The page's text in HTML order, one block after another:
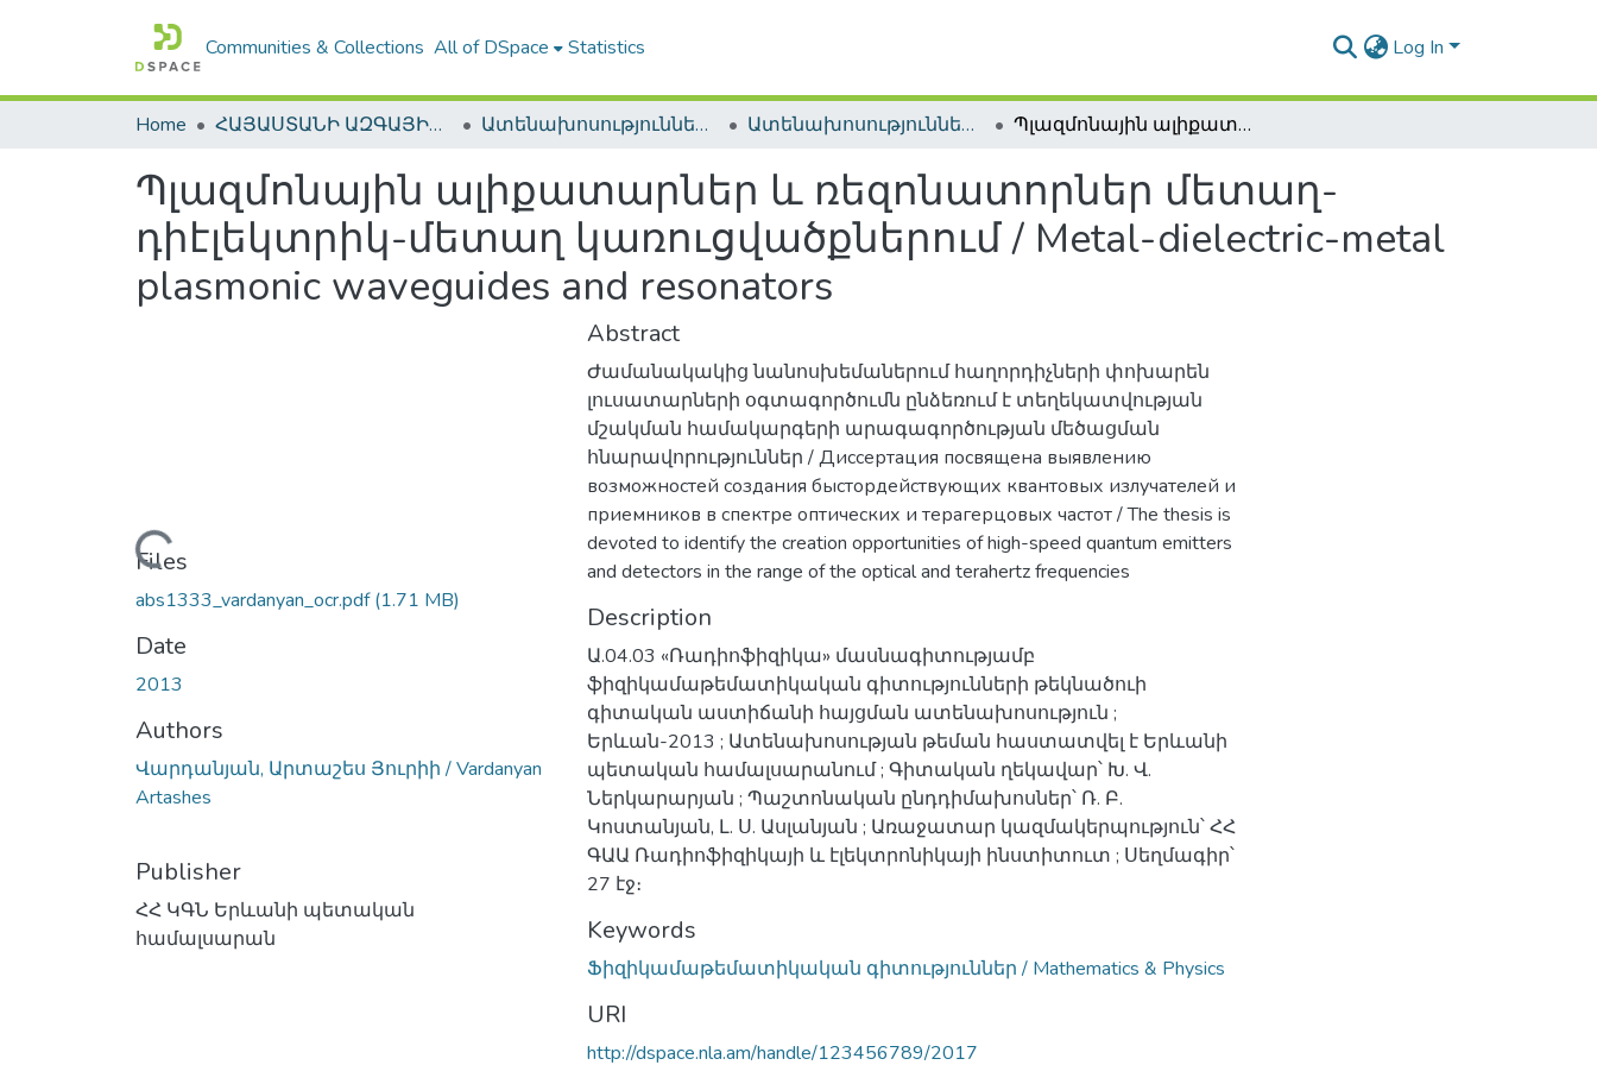
Communities & Collections All of DSpace Statistics Log In
Home ՀԱՅԱՍՏԱՆԻ ԱԶԳԱՅԻՆ ԳՐԱԴԱՐԱՆԻ ԹՎԱՅԻՆ ՊԱՀՈՑ / DIGITAL REPOSITORY OF NLA Ատենախոսություններ և սեղմագրեր / Theses & Abstracts Ատենախոսություններ և սեղմագրեր / Theses & Abstracts Պլազմոնային ալիքատարներ և ռեզոնատորներ մետաղ-դիէլեկտրիկ-մետաղ կառուցվածքներում / Metal-dielectric-metal plasmonic waveguides and resonators
Պլազմոնային ալիքատարներ և ռեզոնատորներ մետաղ-
դիէլեկտրիկ-մետաղ կառուցվածքներում / Metal-dielectric-metal
plasmonic waveguides and resonators
Loading...
Files
abs1333_vardanyan_ocr.pdf(1.71 MB)
Date
2013
Authors
Վարդանյան, Արտաշես Յուրիի / Vardanyan
Аrtashes
Publisher
ՀՀ ԿԳՆ Երևանի պետական
համալսարան
Abstract
Ժամանակակից նանոսխեմաներում հաղորդիչների փոխարեն
լուսատարների օգտագործումն ընձեռում է տեղեկատվության
մշակման համակարգերի արագագործության մեծացման
հնարավորություններ / Диссертация посвящена выявлению
возможностей создания быстордействующих квантовых излучателей и
приемников в спектре оптических и терагерцовых частот / The thesis is
devoted to identify the creation opportunities of high-speed quantum emitters
and detectors in the range of the optical and terahertz frequencies
Description
Ա.04.03 «Ռադիոֆիզիկա» մասնագիտությամբ
ֆիզիկամաթեմատիկական գիտությունների թեկնածուի
գիտական աստիճանի հայցման ատենախոսություն ;
Երևան-2013 ; Ատենախոսության թեման հաստատվել է Երևանի
պետական համալսարանում ; Գիտական ղեկավար՝ Խ. Վ.
Ներկարարյան ; Պաշտոնական ընդդիմախոսներ՝ Ռ. Բ.
Կոստանյան, Լ. Ս. Ասլանյան ; Առաջատար կազմակերպություն՝ ՀՀ
ԳԱԱ Ռադիոֆիզիկայի և էլեկտրոնիկայի ինստիտուտ ; Սեղմագիր՝
27 էջ։
Keywords
Ֆիզիկամաթեմատիկական գիտություններ / Mathematics & Physics
URI
http://dspace.nla.am/handle/123456789/2017